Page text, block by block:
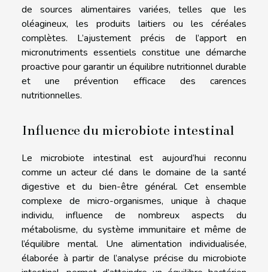
de sources alimentaires variées, telles que les
oléagineux, les produits laitiers ou les céréales
complètes. L’ajustement précis de l’apport en
micronutriments essentiels constitue une démarche
proactive pour garantir un équilibre nutritionnel durable
et une prévention efficace des carences
nutritionnelles.
Influence du microbiote intestinal
Le microbiote intestinal est aujourd’hui reconnu
comme un acteur clé dans le domaine de la santé
digestive et du bien-être général. Cet ensemble
complexe de micro-organismes, unique à chaque
individu, influence de nombreux aspects du
métabolisme, du système immunitaire et même de
l’équilibre mental. Une alimentation individualisée,
élaborée à partir de l’analyse précise du microbiote